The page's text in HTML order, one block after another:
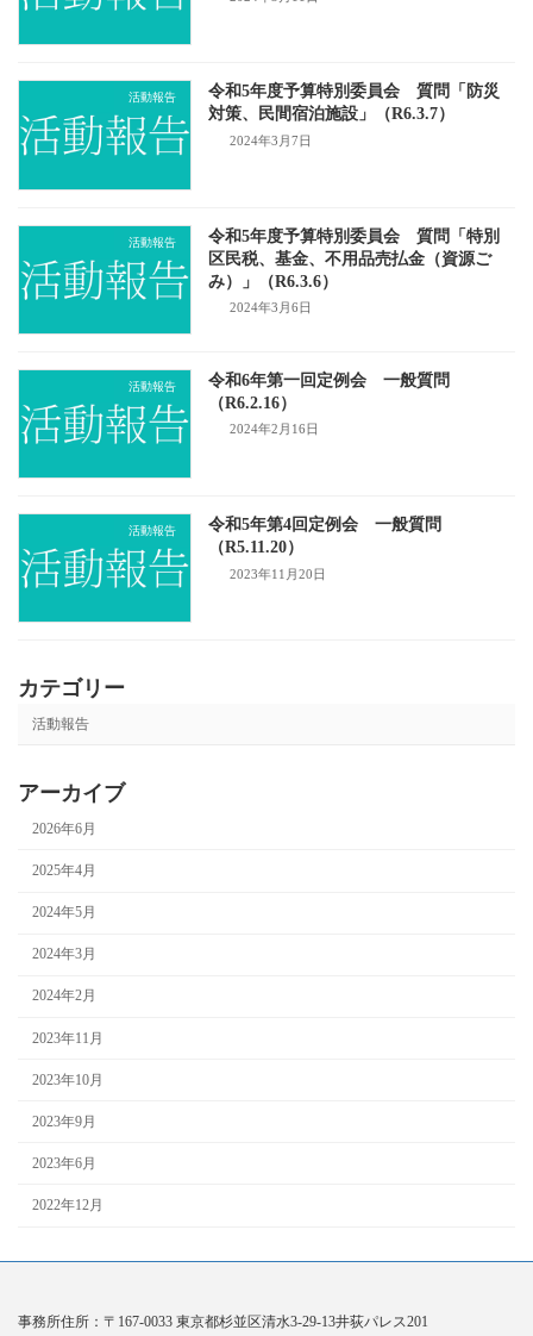
活動報告
令和5年度予算特別委員会 質問「防災
対策、民間宿泊施設」（R6.3.7）
2024年3月7日
活動報告
令和5年度予算特別委員会 質問「特別
区民税、基金、不用品売払金（資源ご
み）」（R6.3.6）
2024年3月6日
活動報告
令和6年第一回定例会 一般質問
（R6.2.16）
2024年2月16日
活動報告
令和5年第4回定例会 一般質問
（R5.11.20）
2023年11月20日
カテゴリー
活動報告
アーカイブ
2026年6月
2025年4月
2024年5月
2024年3月
2024年2月
2023年11月
2023年10月
2023年9月
2023年6月
2022年12月
事務所住所：〒167-0033 東京都杉並区清水3-29-13井荻パレス201